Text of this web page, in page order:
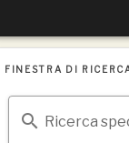
FINESTRA DI
Ricerca